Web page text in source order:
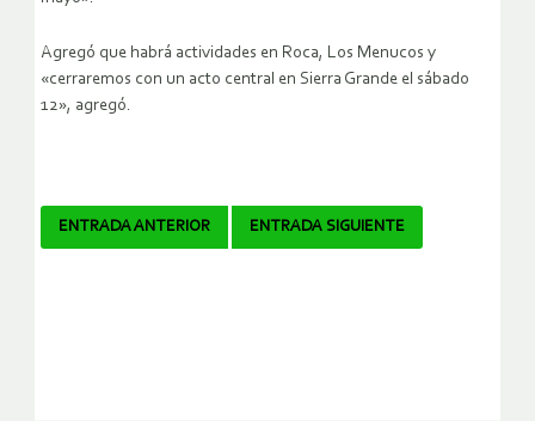
Agregó que habrá actividades en Roca, Los Menucos y
«cerraremos con un acto central en Sierra Grande el sábado
12», agregó.
Navegador
ENTRADA ANTERIOR ENTRADA SIGUIENTE